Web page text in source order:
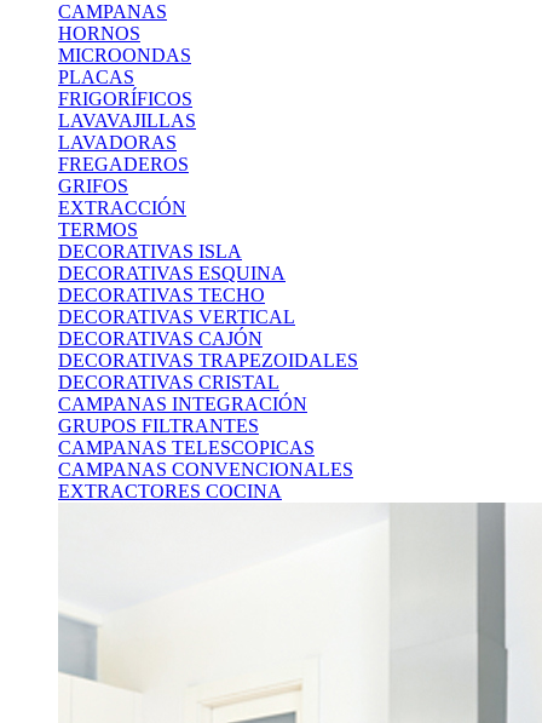
CAMPANAS
HORNOS
MICROONDAS
PLACAS
FRIGORÍFICOS
LAVAVAJILLAS
LAVADORAS
FREGADEROS
GRIFOS
EXTRACCIÓN
TERMOS
DECORATIVAS ISLA
DECORATIVAS ESQUINA
DECORATIVAS TECHO
DECORATIVAS VERTICAL
DECORATIVAS CAJÓN
DECORATIVAS TRAPEZOIDALES
DECORATIVAS CRISTAL
CAMPANAS INTEGRACIÓN
GRUPOS FILTRANTES
CAMPANAS TELESCOPICAS
CAMPANAS CONVENCIONALES
EXTRACTORES COCINA